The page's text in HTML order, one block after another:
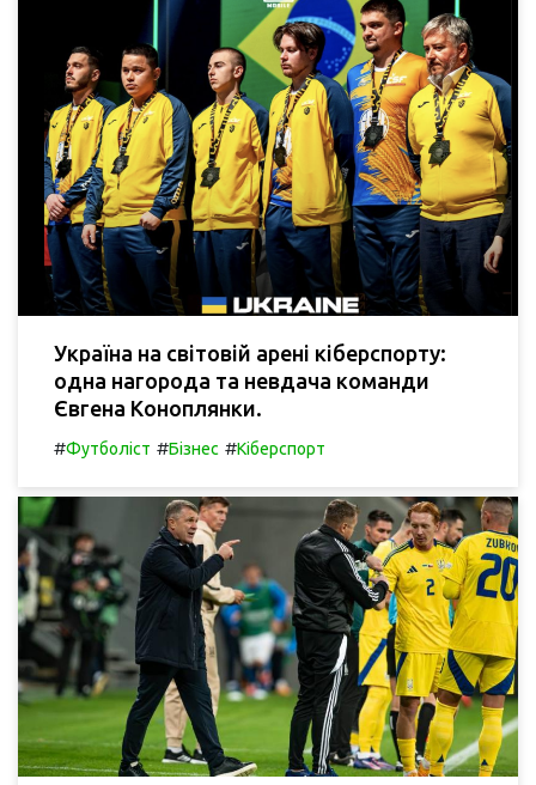
Україна на світовій арені кіберспорту:
одна нагорода та невдача команди
Євгена Коноплянки.
#Футболіст #Бізнес #Кіберспорт